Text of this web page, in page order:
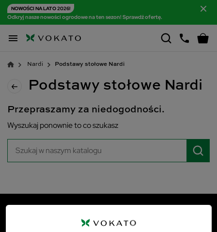
NOWOŚCI NA LATO 2026!
Odkryj nasze nowości ogrodowe na ten sezon! Sprawdź ofertę.

Nardi Podstawy stołowe Nardi
Podstawy stołowe Nardi
Przepraszamy za niedogodności.
Wyszukaj ponownie to co szukasz